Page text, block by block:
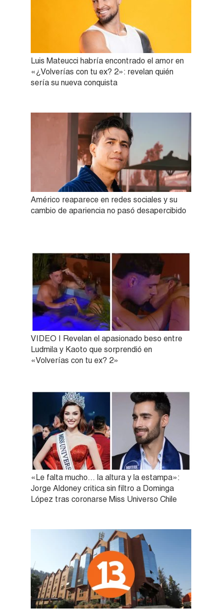
Luis Mateucci habría encontrado el amor en
«¿Volverías con tu ex? 2»: revelan quién
sería su nueva conquista
Américo reaparece en redes sociales y su
cambio de apariencia no pasó desapercibido
VIDEO | Revelan el apasionado beso entre
Ludmila y Kaoto que sorprendió en
«Volverías con tu ex? 2»
«Le falta mucho… la altura y la estampa»:
Jorge Aldoney critica sin filtro a Dominga
López tras coronarse Miss Universo Chile